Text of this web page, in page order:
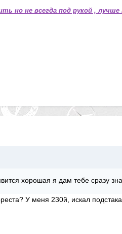
но не всегда под рукой , лучше
хорошая я дам тебе сразу
У меня 230й, искал